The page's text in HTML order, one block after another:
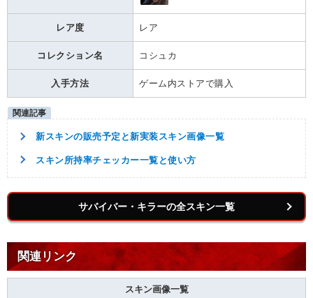
レア度 レア
コレクション名 コシュカ
入手方法 ゲーム内ストアで購入
新スキンの販売予定と新実装スキン画像一覧
スキン所持率チェッカー一覧と使い方
サバイバー・キラーの全スキン一覧
関連リンク
スキン画像一覧